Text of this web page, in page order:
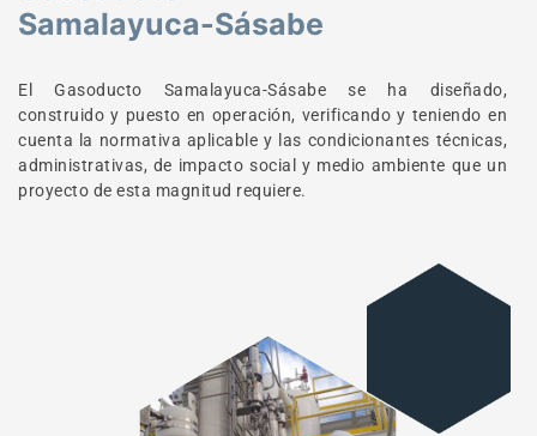
Samalayuca-Sásabe
El Gasoducto Samalayuca-Sásabe se ha diseñado,
construido y puesto en operación, verificando y teniendo en
cuenta la normativa aplicable y las condicionantes técnicas,
administrativas, de impacto social y medio ambiente que un
proyecto de esta magnitud requiere.